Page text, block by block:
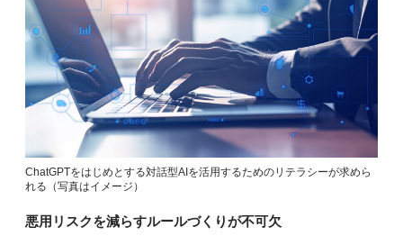
ChatGPTをはじめとする対話型AIを活用するためのリテラシーが求めら
れる（写真はイメージ）
悪用リスクを減らすルールづくりが不可欠